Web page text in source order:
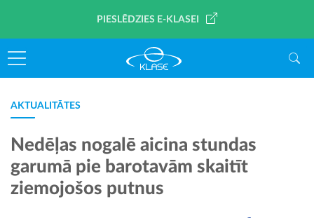
PIESLĒDZIES E-KLASEI
AKTUALITĀTES
Nedēļas nogalē aicina stundas
garumā pie barotavām skaitīt
ziemojošos putnus